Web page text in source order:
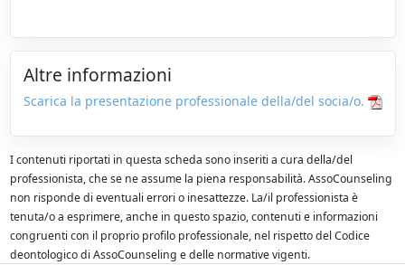
Altre informazioni
Scarica la presentazione professionale della/del socia/o.
I contenuti riportati in questa scheda sono inseriti a cura della/del
professionista, che se ne assume la piena responsabilità. AssoCounseling
non risponde di eventuali errori o inesattezze. La/il professionista è
tenuta/o a esprimere, anche in questo spazio, contenuti e informazioni
congruenti con il proprio profilo professionale, nel rispetto del Codice
deontologico di AssoCounseling e delle normative vigenti.